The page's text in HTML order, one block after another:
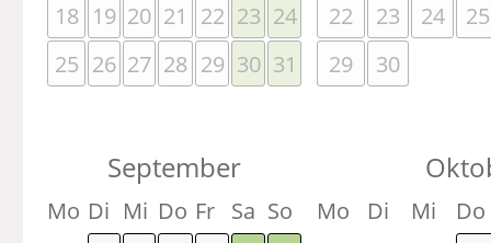
18 19 20 21 22 23 24
25 26 27 28 29 30 31
22
23 24
25
29
30
September
Mo Di Mi Do Fr Sa So
Mo Di Mi
Do